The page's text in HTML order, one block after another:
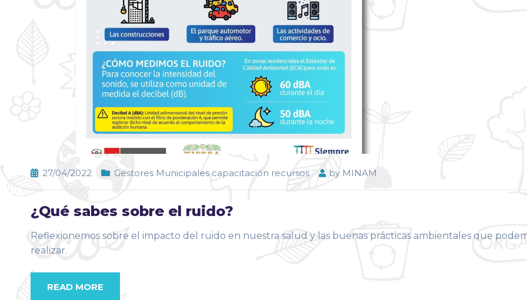
27/04/2022 Gestores Municipales capacitación recursos by MINAM
¿Qué sabes sobre el ruido?
Reflexionemos sobre el impacto del ruido en nuestra salud y las buenas prácticas ambientales que
realizar.
READ MORE